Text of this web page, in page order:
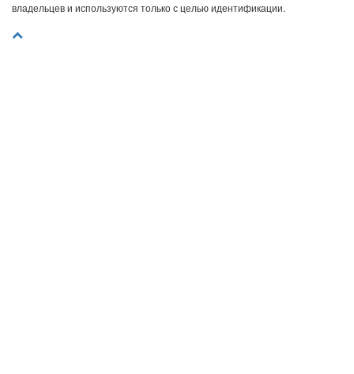
владельцев и используются только с целью идентификации.